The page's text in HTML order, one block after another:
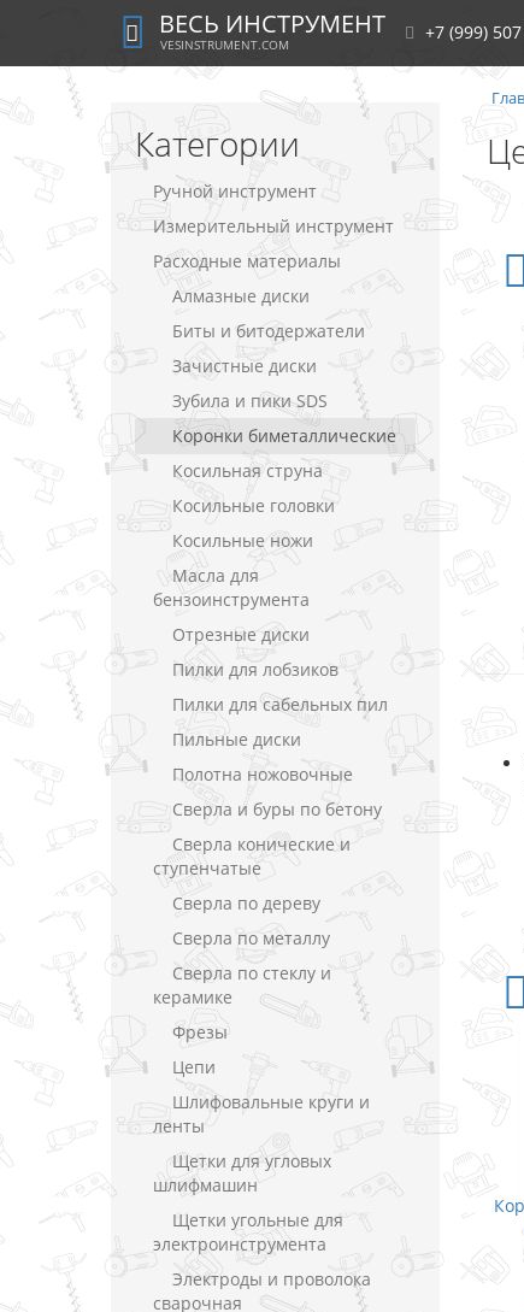
ВЕСЬ ИНСТРУМЕНТ
VESINSTRUMENT.COM
+7 (999)
Категории
Ручной инструмент
Измерительный инструмент
Расходные материалы
Алмазные диски
Биты и битодержатели
Зачистные диски
Зубила и пики SDS
Коронки биметаллические
Косильная струна
Косильные головки
Косильные ножи
Масла для
бензоинструмента
Отрезные диски
Пилки для лобзиков
Пилки для сабельных пил
Пильные диски
Полотна ножовочные
Сверла и буры по бетону
Сверла конические и
ступенчатые
Сверла по дереву
Сверла по металлу
Сверла по стеклу и
керамике
Фрезы
Цепи
Шлифовальные круги и
ленты
Щетки для угловых
шлифмашин
Щетки угольные для
электроинструмента
Электроды и проволока
сварочная
HSS-Bi-Metal Ø 16 мм / 40
В закладки
Коронка
HSS-Bi-Metal Ø
В закладки